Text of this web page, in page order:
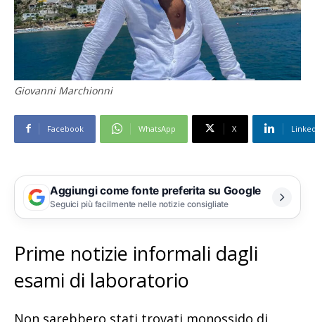
Giovanni Marchionni
Facebook WhatsApp X
Aggiungi come fonte preferita su Google
Seguici più facilmente nelle notizie consigliate
Prime notizie informali dagli
esami di laboratorio
Non sarebbero stati trovati monossido di